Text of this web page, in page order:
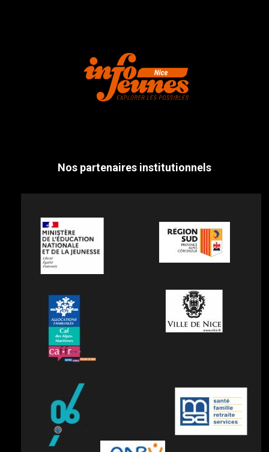
Nos partenaires institutionnels